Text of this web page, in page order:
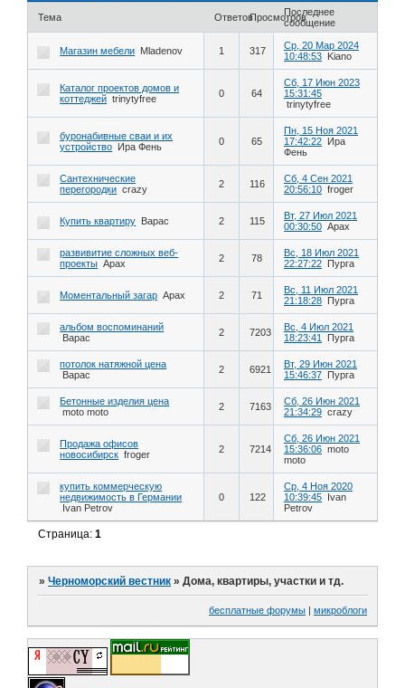
Тема ОтветовПросмотровПоследнее
сообщение
Магазин мебели Mladenov 1 317
Ср, 20 Мар 2024
10:48:53 Kiano
Каталог проектов домов и
коттеджей trinytyfree 0 64
Сб, 17 Июн 2023
15:31:45
trinytyfree
буронабивные сваи и их
устройство Ира Фень 0 65
Пн, 15 Ноя 2021
17:42:22 Ира
Фень
Сантехнические
перегородки crazy 2 116
Сб, 4 Сен 2021
20:56:10 froger
Купить квартиру Варас 2 115
Вт, 27 Июл 2021
00:30:50 Арах
развивитие сложных веб-
проекты Арах 2 78
Вс, 18 Июл 2021
22:27:22 Пурга
Моментальный загар Арах 2 71
Вс, 11 Июл 2021
21:18:28 Пурга
альбом воспоминаний
Варас
2 7203
Вс, 4 Июл 2021
18:23:41
Пурга
потолок натяжной цена
Варас
2 6921
Вт, 29 Июн 2021
15:46:37 Пурга
Бетонные изделия цена
moto moto
2 7163
Сб, 26 Июн 2021
21:34:29 crazy
Продажа офисов
новосибирск froger 2 7214
Сб, 26 Июн 2021
15:36:06 moto
moto
купить коммерческую
недвижимость в Германии
Ivan Petrov
0 122
Ср, 4 Ноя 2020
10:39:45 Ivan
Petrov
Страница:1
»Черноморский вестник »Дома, квартиры, участки и тд.
бесплатные форумы | микроблоги